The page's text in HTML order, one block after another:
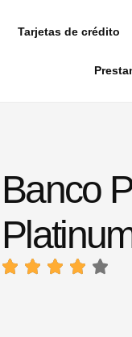
Tarjetas de crédito
Banco